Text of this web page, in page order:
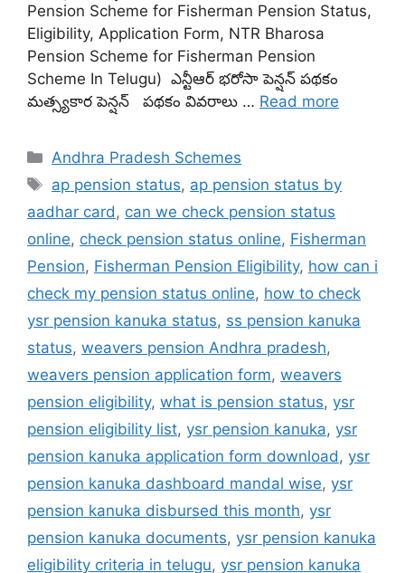
Pension Scheme for Fisherman Pension Status,
Eligibility, Application Form, NTR Bharosa
Pension Scheme for Fisherman Pension
Scheme In Telugu) ఎన్టీఆర్ భరోసా పెన్షన్ పథకం
మత్స్యకార పెన్షన్ పథకం వివరాలు … Read more
Categories
Andhra Pradesh Schemes
Tags
ap pension status, ap pension status by
aadhar card , can we check pension status
online, check pension status online, Fisherman
Pension, Fisherman Pension Eligibility, how can i
check my pension status online, how to check
ysr pension kanuka status, ss pension kanuka
status, weavers pension Andhra pradesh,
weavers pension application form, weavers
pension eligibility, what is pension status, ysr
pension eligibility list, ysr pension kanuka, ysr
pension kanuka application form download , ysr
pension kanuka dashboard mandal wise, ysr
pension kanuka disbursed this month, ysr
pension kanuka documents, ysr pension kanuka
eligibility criteria in telugu, ysr pension kanuka